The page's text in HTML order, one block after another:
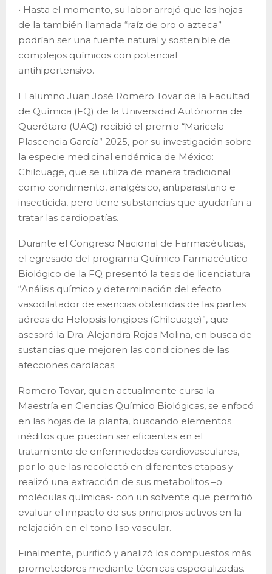
• Hasta el momento, su labor arrojó que las hojas
de la también llamada “raíz de oro o azteca”
podrían ser una fuente natural y sostenible de
complejos químicos con potencial
antihipertensivo.
El alumno Juan José Romero Tovar de la Facultad
de Química (FQ) de la Universidad Autónoma de
Querétaro (UAQ) recibió el premio “Maricela
Plascencia García” 2025, por su investigación sobre
la especie medicinal endémica de México:
Chilcuage, que se utiliza de manera tradicional
como condimento, analgésico, antiparasitario e
insecticida, pero tiene substancias que ayudarían a
tratar las cardiopatías.
Durante el Congreso Nacional de Farmacéuticas,
el egresado del programa Químico Farmacéutico
Biológico de la FQ presentó la tesis de licenciatura
“Análisis químico y determinación del efecto
vasodilatador de esencias obtenidas de las partes
aéreas de Helopsis longipes (Chilcuage)”, que
asesoró la Dra. Alejandra Rojas Molina, en busca de
sustancias que mejoren las condiciones de las
afecciones cardíacas.
Romero Tovar, quien actualmente cursa la
Maestría en Ciencias Químico Biológicas, se enfocó
en las hojas de la planta, buscando elementos
inéditos que puedan ser eficientes en el
tratamiento de enfermedades cardiovasculares,
por lo que las recolectó en diferentes etapas y
realizó una extracción de sus metabolitos –o
moléculas químicas- con un solvente que permitió
evaluar el impacto de sus principios activos en la
relajación en el tono liso vascular.
Finalmente, purificó y analizó los compuestos más
prometedores mediante técnicas especializadas.